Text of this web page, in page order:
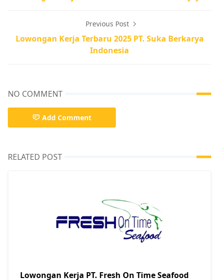
Previous Post
Lowongan Kerja Terbaru 2025 PT. Suka Berkarya
Indonesia
NO COMMENT
Add Comment
RELATED POST
Lowongan Kerja PT. Fresh On Time Seafood